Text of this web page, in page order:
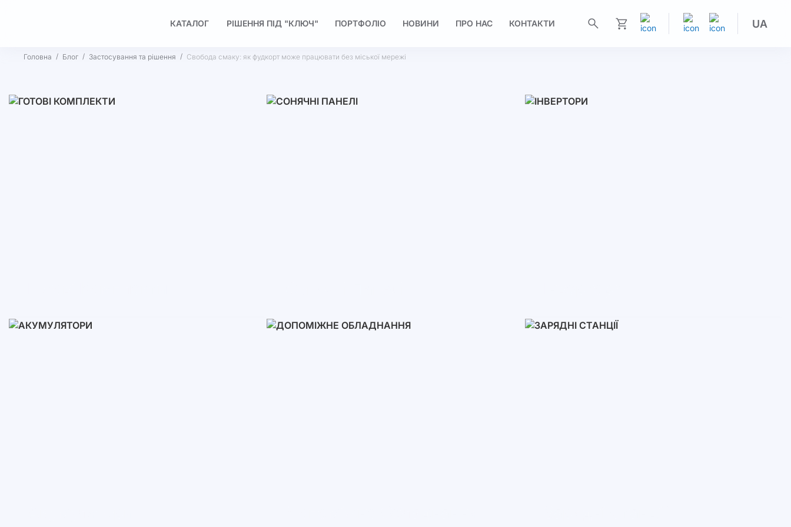
КАТАЛОГ РІШЕННЯ ПІД "КЛЮЧ" ПОРТФОЛІО НОВИНИ ПРО НАС
КОНТАКТИ
UA
Головна Блог Застосування та рішення Свобода смаку: як фудкорт може працювати без міської мережі
3-10 кВт Однофазні